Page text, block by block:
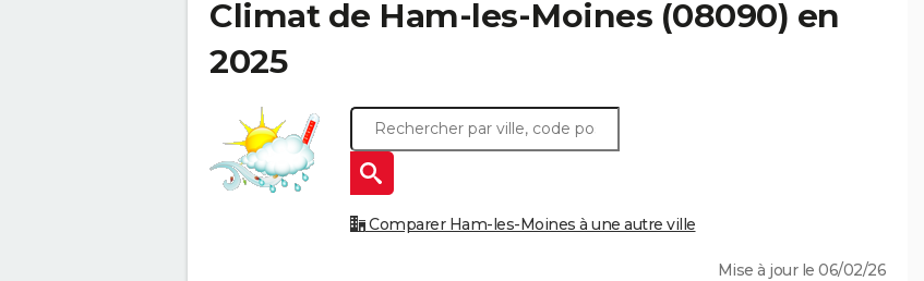
Climat de Ham-les-Moines (08090) en
2025
Comparer Ham-les-Moines à une autre ville
Mise à jour le 06/02/26